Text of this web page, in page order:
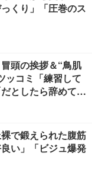
くり」「圧巻のス
頭の挨拶＆“鳥肌
ッコミ「練習して
としたら辞めてく
で鍛えられた腹筋
い」「ビジュ爆発